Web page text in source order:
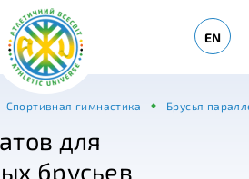
EN
Спортивная гимнастика Брусья
для
брусьев